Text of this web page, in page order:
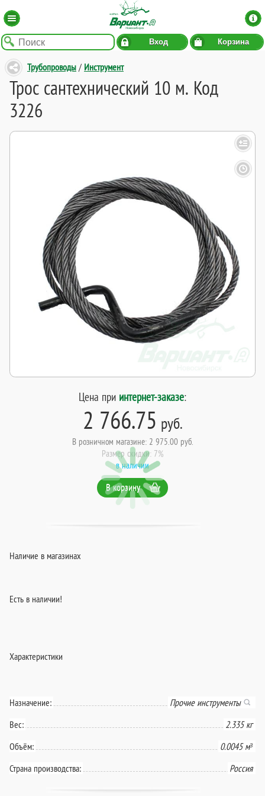
Вход Корзина
Трубопроводы / Инструмент
Трос сантехнический 10 м. Код
3226
Цена при интернет-заказе:
2 766.75 руб.
В розничном магазине: 2 975.00 руб.
Размер скидки: 7%
в наличии
В корзину
Наличие в магазинах
Есть в наличии!
Характеристики
Назначение:
Прочие инструменты
Вес:
2.335 кг
Объём:
0.0045 м³
Страна производства:
Россия